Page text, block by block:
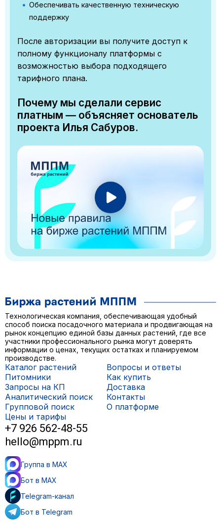
Обеспечивать качественную техническую
поддержку
После авторизации вы получите доступ к
полному функционалу платформы с
возможностью выбора подходящего
тарифного плана.
Почему мы сделали сервис
платным — объясняет основатель
проекта Илья Сабуров.
Технологическая компания, обеспечивающая удобный
способ поиска посадочного материала и продвигающая на
рынок концепцию единой базы данных растений, где все
участники профессионального рынка могут доверять
информации о ценах, текущих остатках и планируемом
производстве.
Каталог растений
Питомники
Запросы на КП
Аналитический поиск
Групповой поиск
Цены и тарифы
Вопросы и ответы
Как купить
Доставка
Контакты
О платформе
+7 926 562-48-55
hello@mppm.ru
Группа в MAX
Бот в MAX
Telegram-канал
Бот в Telegram